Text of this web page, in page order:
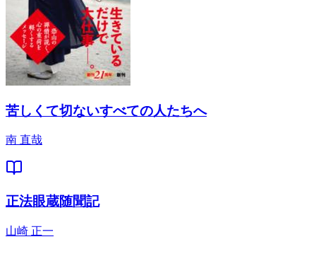
苦しくて切ないすべての人たちへ
南 直哉
正法眼蔵随聞記
山崎 正一